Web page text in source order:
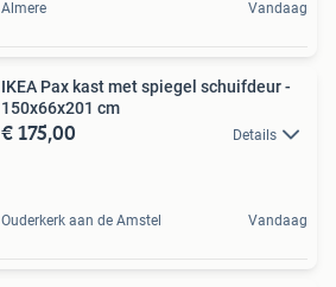
Almere Vandaag
IKEA Pax kast met spiegel schuifdeur -
150x66x201 cm
€ 175,00 Details
Ouderkerk aan de Amstel Vandaag